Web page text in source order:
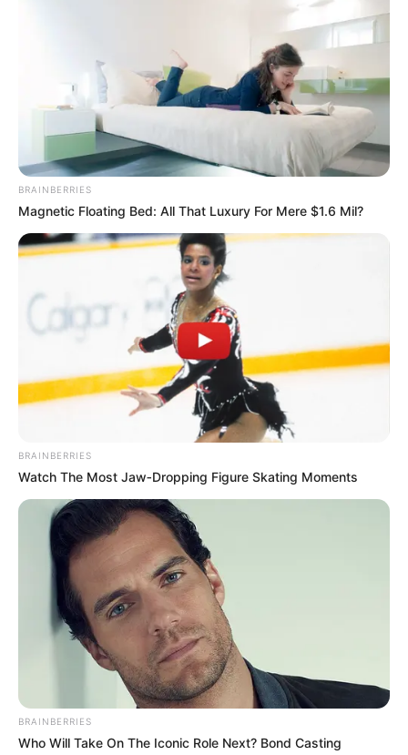
BRAINBERRIES
Magnetic Floating Bed: All That Luxury For Mere $1.6 Mil?
BRAINBERRIES
Watch The Most Jaw‑Dropping Figure Skating Moments
BRAINBERRIES
Who Will Take On The Iconic Role Next? Bond Casting